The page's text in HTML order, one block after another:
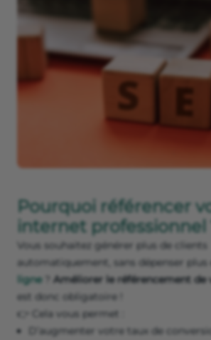
Pourquoi référencer
internet professionnel
Vous souhaitez générer plus de clients
automatiquement, sans dépenser plus
ligne? Améliorer le référencement
est donc obligatoire !
👉 Cela vous permet :
D’augmenter votre taux de